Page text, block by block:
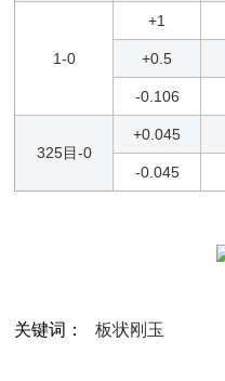
1-0
+1
+0.5
-0.106
325目-0
+0.045
-0.045
关键词： 板状刚玉